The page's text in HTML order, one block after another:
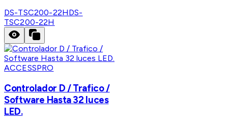
DS-TSC200-22HDS-
TSC200-22H
ACCESSPRO
Controlador D / Trafico /
Software Hasta 32 luces
LED.